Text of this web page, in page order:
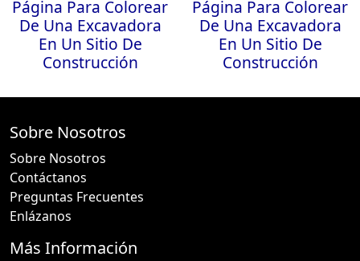
Página Para Colorear
De Una Excavadora
En Un Sitio De
Construcción
Página Para Colorear
De Una Excavadora
En Un Sitio De
Construcción
Sobre Nosotros
Sobre Nosotros
Contáctanos
Preguntas Frecuentes
Enlázanos
Más Información